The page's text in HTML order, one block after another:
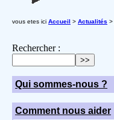
vous etes ici Accueil > Actualités >
Rechercher :
Qui sommes-nous ?
Comment nous aider